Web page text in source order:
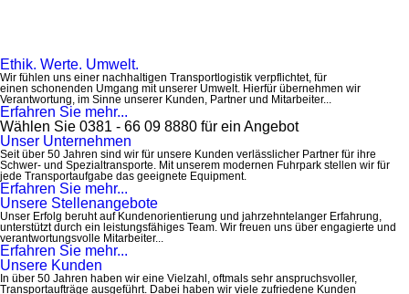
Ethik. Werte. Umwelt.
Wir fühlen uns einer nachhaltigen Transportlogistik verpflichtet, für
einen schonenden Umgang mit unserer Umwelt. Hierfür übernehmen wir
Verantwortung, im Sinne unserer Kunden, Partner und Mitarbeiter...
Erfahren Sie mehr...
Wählen Sie 0381 - 66 09 8880 für ein Angebot
Unser Unternehmen
Seit über 50 Jahren sind wir für unsere Kunden verlässlicher Partner für ihre
Schwer- und Spezialtransporte. Mit unserem modernen Fuhrpark stellen wir für
jede Transportaufgabe das geeignete Equipment.
Erfahren Sie mehr...
Unsere Stellenangebote
Unser Erfolg beruht auf Kundenorientierung und jahrzehntelanger Erfahrung,
unterstützt durch ein leistungsfähiges Team. Wir freuen uns über engagierte und
verantwortungsvolle Mitarbeiter...
Erfahren Sie mehr...
Unsere Kunden
In über 50 Jahren haben wir eine Vielzahl, oftmals sehr anspruchsvoller,
Transportaufträge ausgeführt. Dabei haben wir viele zufriedene Kunden